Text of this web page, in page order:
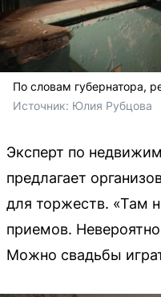
По словам губернатора,
Источник: Юлия Рубцова
Эксперт по
предлагает
для торжеств. «Там
приемов.
Можно свадьбы